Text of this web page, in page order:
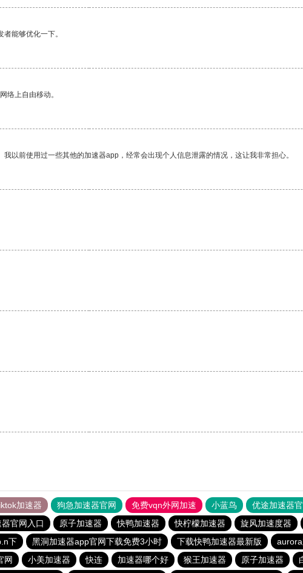
能够优化一下。
络上自由移动。
以前使用过一些其他的加速器app，经常会出现个人信息泄露的情况，这让我非常担心。
加速器 狗急加速器官网 免费vqn外网加速 小蓝鸟 优途加速器
官网入口 原子加速器 快鸭加速器 快柠檬加速器 旋风加速度器
下 黑洞加速器app官网下载免费3小时 下载快鸭加速器最新版
网 小美加速器 快连 加速器哪个好 猴王加速器 原子加速器